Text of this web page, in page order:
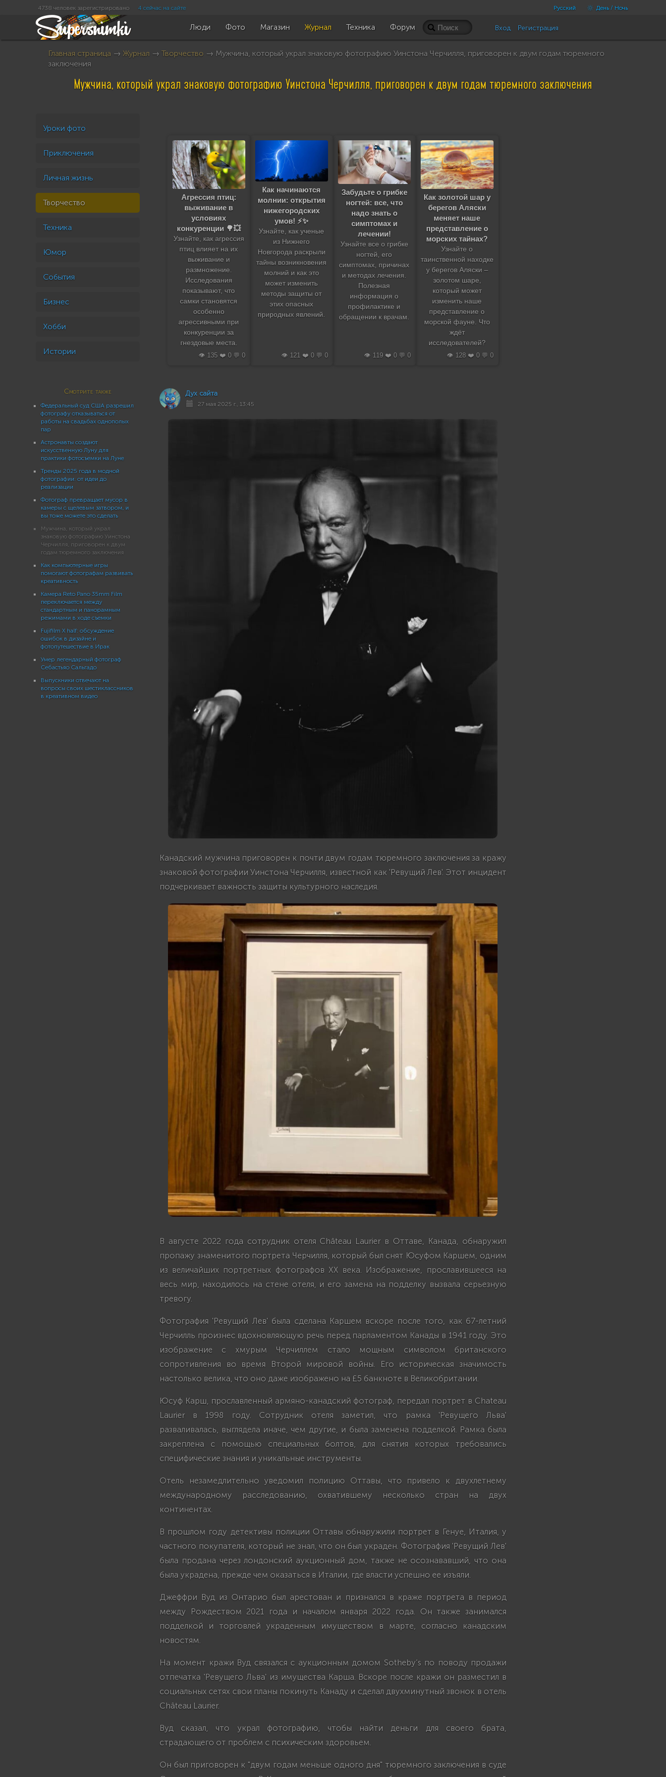
Русский День / Ночь
4738 человек зарегистрировано 4 сейчас на сайте
Люди Фото Магазин Журнал Техника Форум Вход Регистрация
Главная страница → Журнал → Творчество → Мужчина, который украл знаковую фотографию Уинстона Черчилля, приговорен к двум годам тюремного
заключения
Мужчина, который украл знаковую фотографию Уинстона Черчилля, приговорен к двум годам тюремного заключения
Уроки фото
Приключения
Личная жизнь
Творчество
Техника
Юмор
События
Бизнес
Хобби
Истории
Смотрите также
Федеральный суд США разрешил
фотографу отказываться от
работы на свадьбах однополых
пар
Астронавты создают
искусственную Луну для
практики фотосъемки на Луне
Тренды 2025 года в модной
фотографии: от идеи до
реализации
Фотограф превращает мусор в
камеры с щелевым затвором, и
вы тоже можете это сделать
Мужчина, который украл
знаковую фотографию Уинстона
Черчилля, приговорен к двум
годам тюремного заключения
Как компьютерные игры
помогают фотографам развивать
креативность
Камера Reto Pano 35mm Film
переключается между
стандартным и панорамным
режимами в ходе съемки
Fujifilm X half: обсуждение
ошибок в дизайне и
фотопутешествие в Ирак
Умер легендарный фотограф
Себастьяо Сальгадо
Выпускники отвечают на
вопросы своих шестиклассников
в креативном видео
Агрессия птиц:
выживание в
условиях
конкуренции 🌳💥
Узнайте, как агрессия
птиц влияет на их
выживание и
размножение.
Исследования
показывают, что
самки становятся
особенно
агрессивными при
конкуренции за
гнездовые места.
👁️ 135 ❤️ 0 💬 0
Как начинаются
молнии: открытия
нижегородских
умов! ⚡✨
Узнайте, как ученые
из Нижнего
Новгорода раскрыли
тайны возникновения
молний и как это
может изменить
методы защиты от
этих опасных
природных явлений.
👁️ 121 ❤️ 0 💬 0
Забудьте о грибке
ногтей: все, что
надо знать о
симптомах и
лечении!
Узнайте все о грибке
ногтей, его
симптомах, причинах
и методах лечения.
Полезная
информация о
профилактике и
обращении к врачам.
👁️ 119 ❤️ 0 💬 0
Как золотой шар у
берегов Аляски
меняет наше
представление о
морских тайнах?
Узнайте о
таинственной находке
у берегов Аляски –
золотом шаре,
который может
изменить наше
представление о
морской фауне. Что
ждёт
исследователей?
👁️ 128 ❤️ 0 💬 0
Дух сайта
27 мая 2025 г., 13:45
Канадский мужчина приговорен к почти двум годам тюремного заключения за кражу
знаковой фотографии Уинстона Черчилля, известной как 'Ревущий Лев'. Этот инцидент
подчеркивает важность защиты культурного наследия.
В августе 2022 года сотрудник отеля Château Laurier в Оттаве, Канада, обнаружил
пропажу знаменитого портрета Черчилля, который был снят Юсуфом Каршем, одним
из величайших портретных фотографов XX века. Изображение, прославившееся на
весь мир, находилось на стене отеля, и его замена на подделку вызвала серьезную
тревогу.
Фотография 'Ревущий Лев' была сделана Каршем вскоре после того, как 67-летний
Черчилль произнес вдохновляющую речь перед парламентом Канады в 1941 году. Это
изображение с хмурым Черчиллем стало мощным символом британского
сопротивления во время Второй мировой войны. Его историческая значимость
настолько велика, что оно даже изображено на £5 банкноте в Великобритании.
Юсуф Карш, прославленный армяно-канадский фотограф, передал портрет в Chateau
Laurier в 1998 году. Сотрудник отеля заметил, что рамка 'Ревущего Льва'
разваливалась, выглядела иначе, чем другие, и была заменена подделкой. Рамка была
закреплена с помощью специальных болтов, для снятия которых требовались
специфические знания и уникальные инструменты.
Отель незамедлительно уведомил полицию Оттавы, что привело к двухлетнему
международному расследованию, охватившему несколько стран на двух
континентах.
В прошлом году детективы полиции Оттавы обнаружили портрет в Генуе, Италия, у
частного покупателя, который не знал, что он был украден. Фотография 'Ревущий Лев'
была продана через лондонский аукционный дом, также не осознававший, что она
была украдена, прежде чем оказаться в Италии, где власти успешно ее изъяли.
Джеффри Вуд из Онтарио был арестован и признался в краже портрета в период
между Рождеством 2021 года и началом января 2022 года. Он также занимался
подделкой и торговлей украденным имуществом в марте, согласно канадским
новостям.
На момент кражи Вуд связался с аукционным домом Sotheby’s по поводу продажи
отпечатка 'Ревущего Льва' из имущества Карша. Вскоре после кражи он разместил в
социальных сетях свои планы покинуть Канаду и сделал двухминутный звонок в отель
Château Laurier.
Вуд сказал, что украл фотографию, чтобы найти деньги для своего брата,
страдающего от проблем с психическим здоровьем.
Он был приговорен к "двум годам меньше одного дня" тюремного заключения в суде